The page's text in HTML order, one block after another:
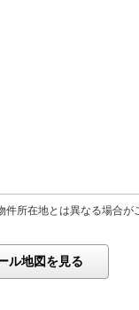
所在地とは異なる場合が
ル地図を見る